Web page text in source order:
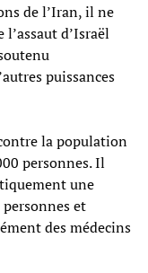
de l’Iran, il ne
d’Israël
puissances
la population
personnes. Il
une
et
des médecins